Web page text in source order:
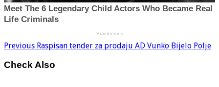
Previous Raspisan tender za prodaju AD Vunko Bijelo Polje
Check Also